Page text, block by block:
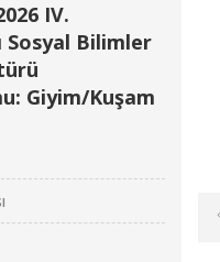
IV.
Sosyal Bilimler
Giyim/Kuşam